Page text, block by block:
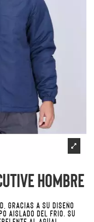
Hombre
GRACIAS A SU DISEÑO
AISLADO DEL FRIO. SU